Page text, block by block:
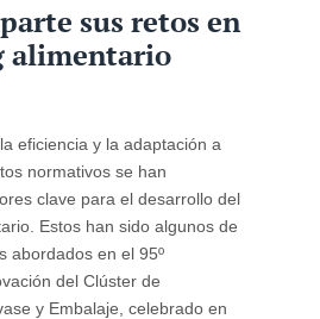
sus retos en
alimentario
eficiencia y la adaptación a
normativos se han
clave para el desarrollo del
Estos han sido algunos de
abordados en el 95º
del Clúster de
y Embalaje, celebrado en